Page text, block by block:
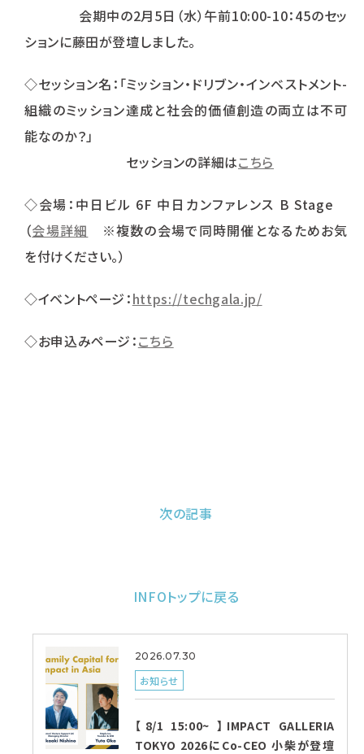
会期中の2月5日（水）午前10:00-10：45のセッ
ションに藤田が登壇しました。
◇セッション名：「ミッション・ドリブン・インベストメント-
組織のミッション達成と社会的価値創造の両立は不可
能なのか？」
セッションの詳細はこちら
◇会場：中日ビル 6F 中日カンファレンス B Stage
（会場詳細 ※複数の会場で同時開催となるためお気
を付けください。）
◇イベントページ：https://techgala.jp/
◇お申込みページ：こちら
次の記事
INFOトップに戻る
2026.07.30
お知らせ
【8/1 15:00~ 】IMPACT GALLERIA
TOKYO 2026にCo-CEO 小柴が登壇